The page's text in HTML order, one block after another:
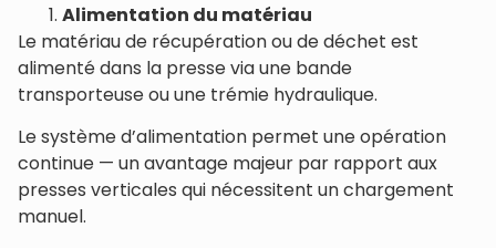
Alimentation du matériau
Le matériau de récupération ou de déchet est
alimenté dans la presse via une bande
transporteuse ou une trémie hydraulique.
Le système d’alimentation permet une opération
continue — un avantage majeur par rapport aux
presses verticales qui nécessitent un chargement
manuel.